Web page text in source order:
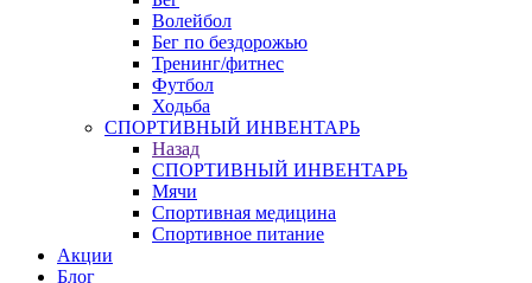
Волейбол
Бег по бездорожью
Тренинг/фитнес
Футбол
Ходьба
СПОРТИВНЫЙ ИНВЕНТАРЬ
Назад
СПОРТИВНЫЙ ИНВЕНТАРЬ
Мячи
Спортивная медицина
Спортивное питание
Акции
Блог